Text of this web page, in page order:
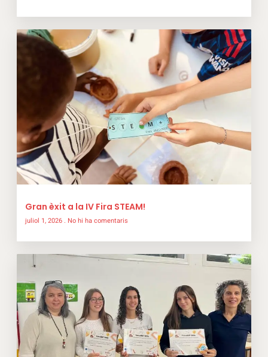
Gran èxit a la IV Fira STEAM!
juliol 1, 2026 No hi ha comentaris